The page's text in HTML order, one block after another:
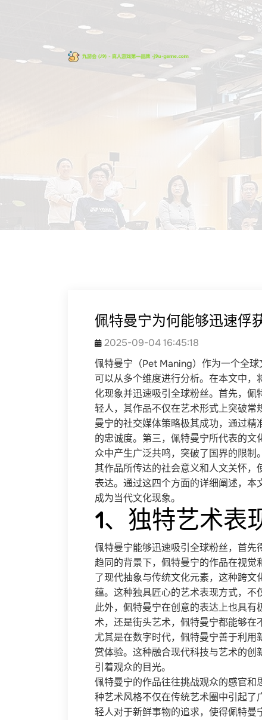
佩特曼宁为何能够迅速俘
2025-09-04 16:45:18
佩特曼宁（Pet Maning）作为一个全球
可以从多个维度进行分析。在本文中
化现象并迅速吸引全球粉丝。首先，
轻人，其作品不仅在艺术形式上突破
曼宁的社交媒体策略极其成功，通过
的忠诚度。第三，佩特曼宁所代表的
众中产生广泛共鸣，突破了国界的限
其作品所传达的社会意义和人文关怀
表达。通过这四个方面的详细阐述，本
成为当代文化现象。
1、独特艺术表
佩特曼宁能够迅速吸引全球粉丝，首
趋同的背景下，佩特曼宁的作品在视
了现代抽象与传统文化元素，这种跨
蕴。这种独具匠心的艺术表现方式，不
此外，佩特曼宁在创意的表达上也具
术，还是街头艺术，佩特曼宁都能够在
尤其是在数字时代，佩特曼宁善于利
赏体验。这种融合现代科技与艺术的
引着观众的目光。
佩特曼宁的作品往往挑战观众的感官
种艺术风格不仅在传统艺术圈中引起
轻人对于新鲜事物的追求，使得佩特